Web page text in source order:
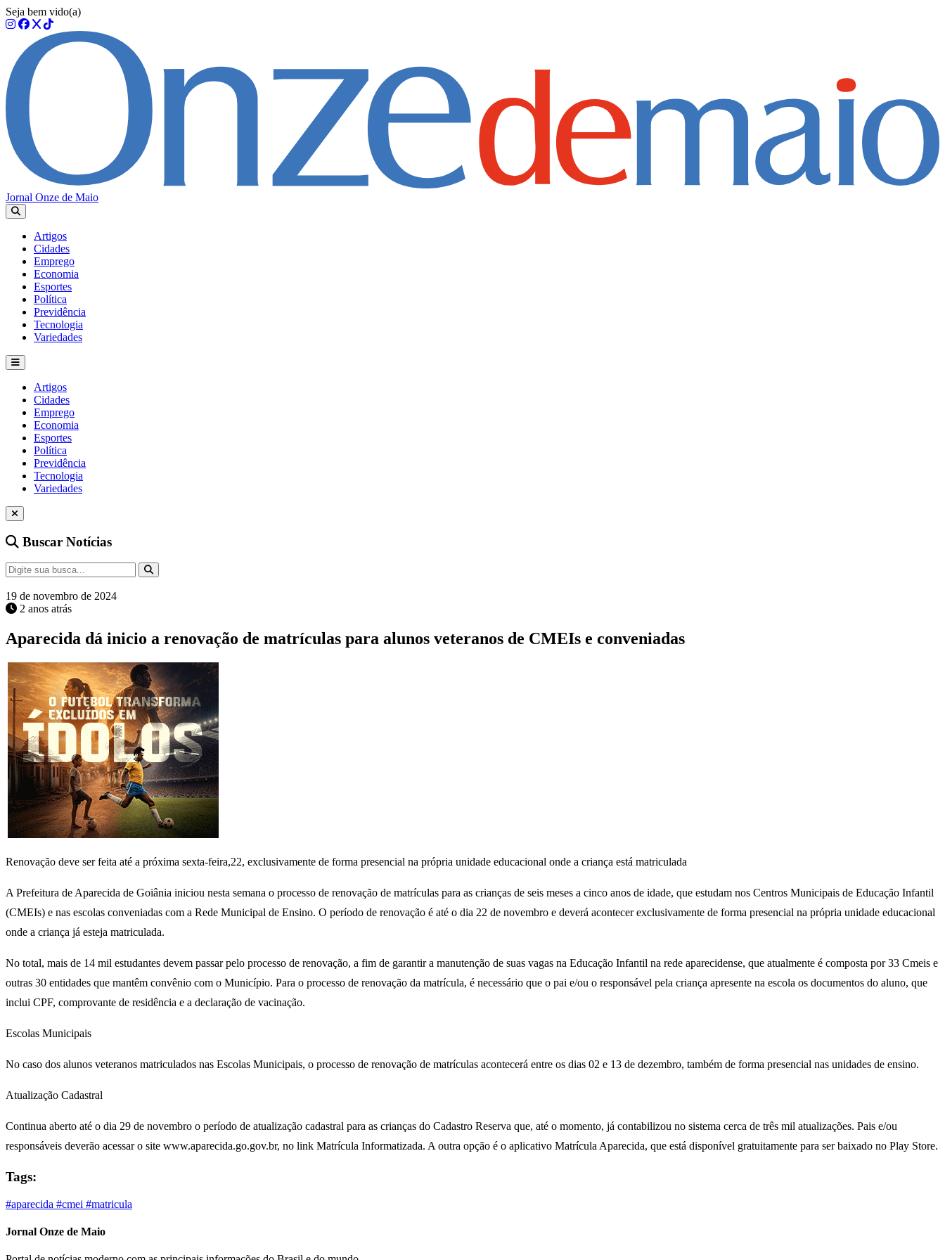
Seja bem vido(a)
Jornal Onze de Maio
Artigos
Cidades
Emprego
Economia
Esportes
Política
Previdência
Tecnologia
Variedades
Artigos
Cidades
Emprego
Economia
Esportes
Política
Previdência
Tecnologia
Variedades
Buscar Notícias
19 de novembro de 2024
2 anos atrás
Aparecida dá inicio a renovação de matrículas para alunos veteranos de CMEIs e conveniadas
Renovação deve ser feita até a próxima sexta-feira,22, exclusivamente de forma presencial na própria unidade educacional onde a criança está matriculada
A Prefeitura de Aparecida de Goiânia iniciou nesta semana o processo de renovação de matrículas para as crianças de seis meses a cinco anos de idade, que estudam nos Centros Municipais de Educação Infantil
(CMEIs) e nas escolas conveniadas com a Rede Municipal de Ensino. O período de renovação é até o dia 22 de novembro e deverá acontecer exclusivamente de forma presencial na própria unidade educacional
onde a criança já esteja matriculada.
No total, mais de 14 mil estudantes devem passar pelo processo de renovação, a fim de garantir a manutenção de suas vagas na Educação Infantil na rede aparecidense, que atualmente é composta por 33 Cmeis e
outras 30 entidades que mantêm convênio com o Município. Para o processo de renovação da matrícula, é necessário que o pai e/ou o responsável pela criança apresente na escola os documentos do aluno, que
inclui CPF, comprovante de residência e a declaração de vacinação.
Escolas Municipais
No caso dos alunos veteranos matriculados nas Escolas Municipais, o processo de renovação de matrículas acontecerá entre os dias 02 e 13 de dezembro, também de forma presencial nas unidades de ensino.
Atualização Cadastral
Continua aberto até o dia 29 de novembro o período de atualização cadastral para as crianças do Cadastro Reserva que, até o momento, já contabilizou no sistema cerca de três mil atualizações. Pais e/ou
responsáveis deverão acessar o site www.aparecida.go.gov.br, no link Matrícula Informatizada. A outra opção é o aplicativo Matrícula Aparecida, que está disponível gratuitamente para ser baixado no Play Store.
Tags:
#aparecida #cmei #matricula
Jornal Onze de Maio